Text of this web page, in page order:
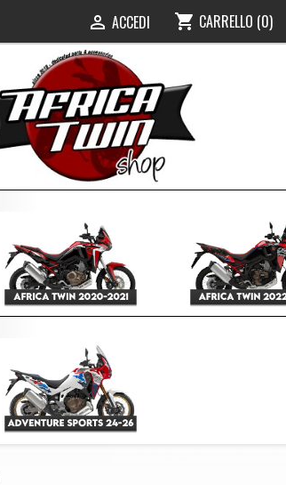
 ACCEDI shopping_cart CARRELLO (0)